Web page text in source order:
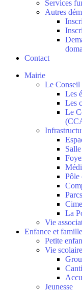
Services
Autres
Contact
Mairie
Le
Les
Les
Le
Pôle
La
Vie
Enfance et famille
Petite
Vie scolaire
Jeunesse